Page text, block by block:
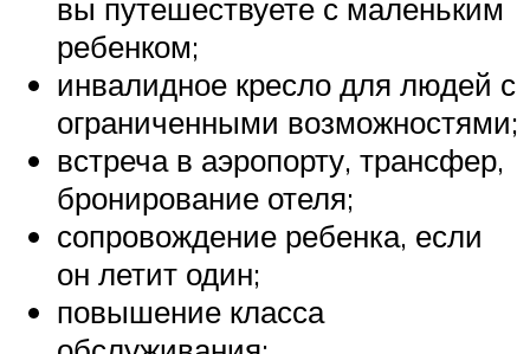
вы путешествуете с маленьким
ребенком;
инвалидное кресло для людей с
ограниченными возможностями;
встреча в аэропорту, трансфер,
бронирование отеля;
сопровождение ребенка, если
он летит один;
повышение класса